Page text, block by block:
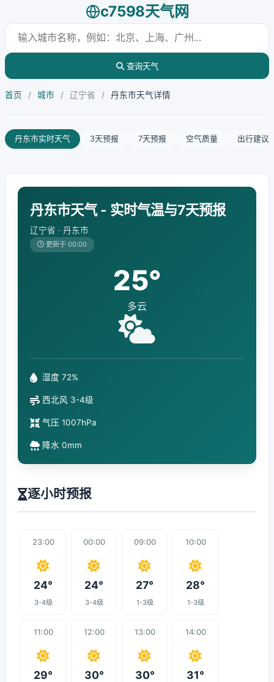
c7598天气网
查询天气
首页 / 城市 / 辽宁省 / 丹东市天气详情
丹东市实时天气 3天预报 7天预报 空气质量 出行建议
丹东市天气 - 实时气温与7天预报
辽宁省 · 丹东市
更新于 00:00
25°
多云
湿度 72%
西北风 3-4级
气压 1007hPa
降水 0mm
逐小时预报
23:00
24°
3-4级
00:00
24°
3-4级
09:00
27°
1-3级
10:00
28°
1-3级
11:00
29°
12:00
30°
13:00
30°
14:00
31°